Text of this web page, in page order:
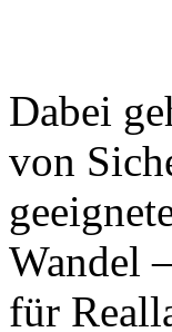
Da­bei
von
Wan­del
für